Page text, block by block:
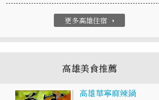
更多高雄住宿 arrow_right
高雄美食推薦
高雄華寧麻辣鍋